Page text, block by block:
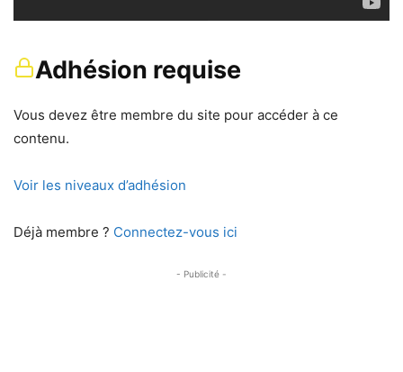
Adhésion requise
Vous devez être membre du site pour accéder à ce
contenu.
Voir les niveaux d’adhésion
Déjà membre ? Connectez-vous ici
- Publicité -